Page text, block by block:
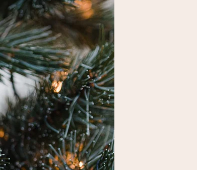
aller Länder, in die wir versenden).